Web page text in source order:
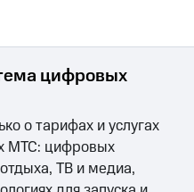
цифровых
о тарифах и услугах
МТС: цифровых
ТВ и медиа,